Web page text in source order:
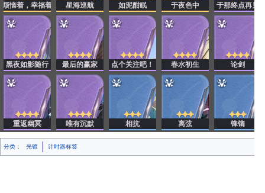
烦恼着，幸福着 星海巡航 如泥酣眠 于夜色中 于那终点再见
黑夜如影随行 最后的赢家 点个关注吧！ 春水初生 论剑
重返幽冥 唯有沉默 相抗 离弦 锋镝
分类 ： 光锥 计时器标签